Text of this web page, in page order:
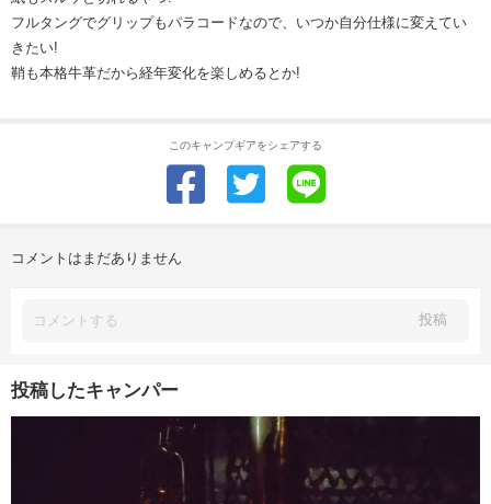
フルタングでグリップもパラコードなので、いつか自分仕様に変えてい
きたい!
鞘も本格牛革だから経年変化を楽しめるとか!
このキャンプギアをシェアする
コメントはまだありません
投稿
投稿したキャンパー